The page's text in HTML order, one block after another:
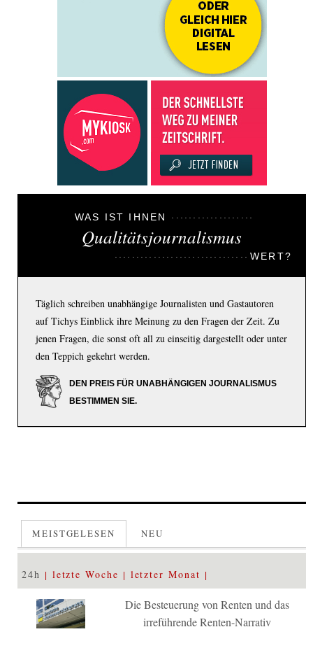
WAS IST IHNEN
Qualitätsjournalismus
WERT?
Täglich schreiben unabhängige Journalisten und Gastautoren
auf Tichys Einblick ihre Meinung zu den Fragen der Zeit. Zu
jenen Fragen, die sonst oft all zu einseitig dargestellt oder unter
den Teppich gekehrt werden.
DEN PREIS FÜR UNABHÄNGIGEN JOURNALISMUS
BESTIMMEN SIE.
MEISTGELESEN NEU
24h letzte Woche letzter Monat
Die Besteuerung von Renten und das
irreführende Renten-Narrativ